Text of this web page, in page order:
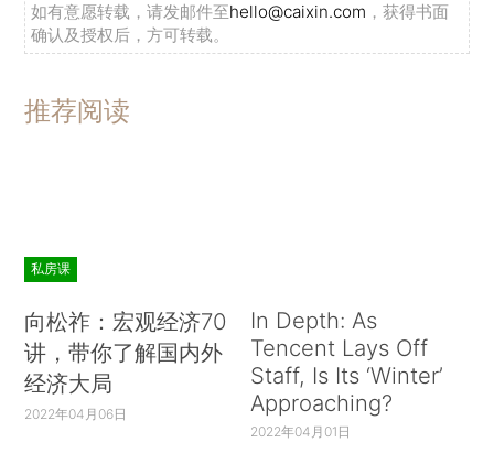
如有意愿转载，请发邮件至hello@caixin.com ，获得书面
确认及授权后，方可转载。
推荐阅读
私房课
向松祚：宏观经济70
讲，带你了解国内外
经济大局
2022年04月06日
In Depth: As
Tencent Lays Off
Staff, Is Its ‘Winter’
Approaching?
2022年04月01日